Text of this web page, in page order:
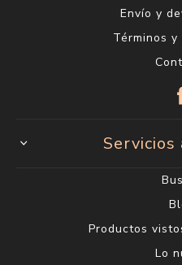
Envío y
Términos y
Productos
Lo